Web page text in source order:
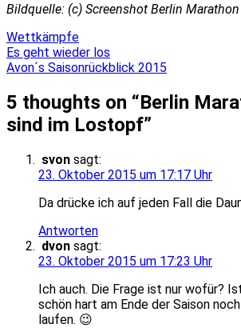
Bildquelle: (c) Screenshot Berlin Marathon
Wettkämpfe
Beitragsnavigation
Es geht wieder los
Avon´s Saisonrückblick 2015
5 thoughts on “Berlin
sind im Lostopf”
svon sagt:
23. Oktober 2015 um 17:17 Uhr
Da drücke ich auf jeden Fall die
Antworten
dvon sagt:
23. Oktober 2015 um 17:23 Uhr
Ich auch. Die Frage ist nur wofür?
schön hart am Ende der Saison
laufen. 😉